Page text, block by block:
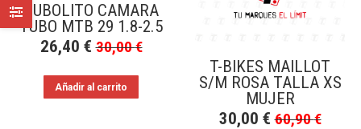
TUBOLITO CAMARA
TUBO MTB 29 1.8-2.5
26,40 € 30,00€
Añadir al carrito
T-BIKES MAILLOT
S/M ROSA TALLA XS
MUJER
30,00 € 60,90€